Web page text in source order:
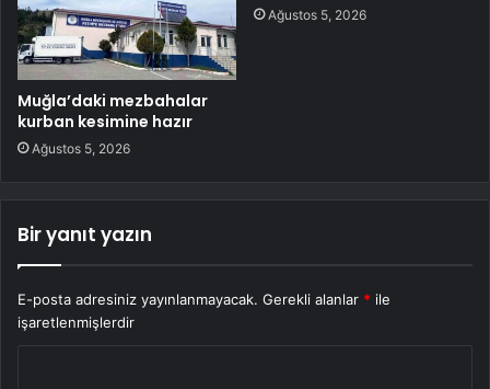
Muğla’daki mezbahalar
kurban kesimine hazır
Ağustos 5, 2026
Ağustos 5, 2026
Bir yanıt yazın
E-posta adresiniz yayınlanmayacak. Gerekli alanlar * ile
işaretlenmişlerdir